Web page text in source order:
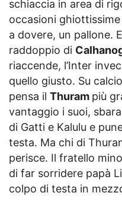
schiaccia in area di
occasioni
a dovere, un pallone.
raddoppio di
riaccende, l’Inter
quello giusto. Su
pensa il Thuram più
vantaggio i suoi,
di Gatti e Kalulu e
testa. Ma chi di
perisce. Il fratello
di far sorridere papà
colpo di testa in